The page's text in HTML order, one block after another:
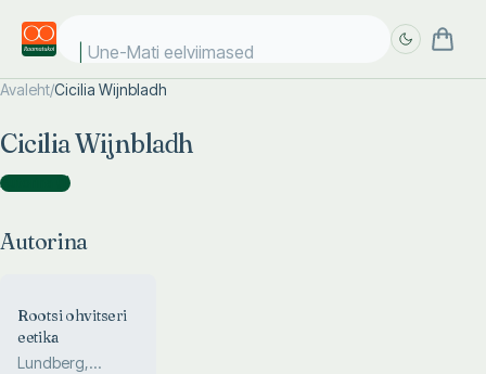
Une-Mati eelviimased
Avaleht/Cicilia Wijnbladh
Cicilia Wijnbladh
Autorina )
Autorina
Rootsi ohvitseri
eetika
Lundberg,